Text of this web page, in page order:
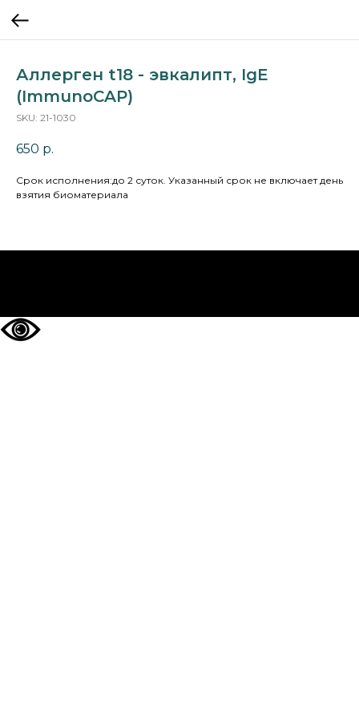
Аллерген t18 - эвкалипт, IgE
(ImmunoCAP)
SKU: 21-1030
650 р.
Cрок исполнения:до 2 суток. Указанный срок не включает день
взятия биоматериала